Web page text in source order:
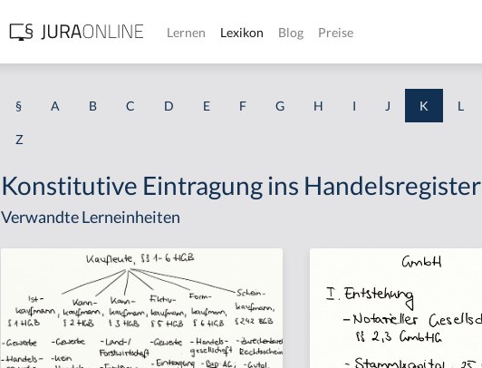
Lernen Lexikon Blog Preise
§ A B C D E F G H I J K L
Z
Konstitutive Eintragung ins Handelsregister
Verwandte Lerneinheiten